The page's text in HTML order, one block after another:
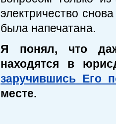
электричество
была напечатана.
Я понял, что
находятся в
заручившись Его
месте.